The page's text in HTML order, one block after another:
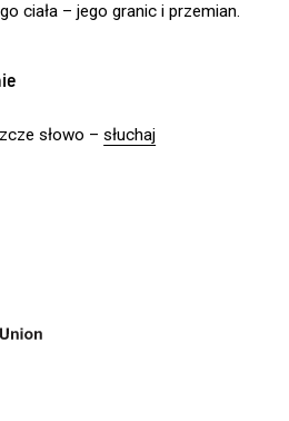
ciała – jego granic i przemian.
słowo –słuchaj